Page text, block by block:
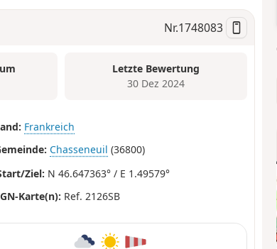
Nr.1748083
Letzte Bewertung
30 Dez 2024
Frankreich
Chasseneuil (36800)
Ziel: N 46.647363° / E 1.49579°
Karte(n): Ref. 2126SB